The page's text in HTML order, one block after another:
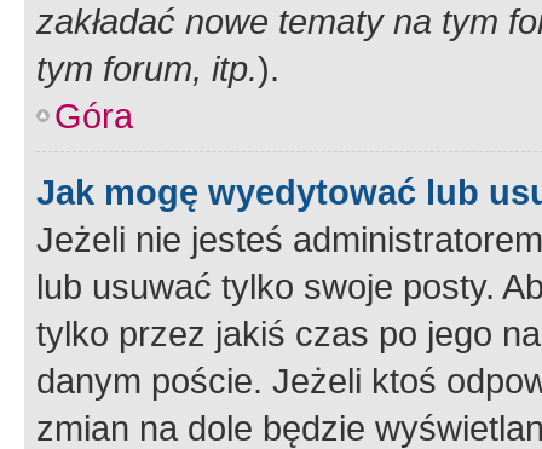
zakładać nowe tematy na tym
tym forum, itp.).
Góra
Jak mogę wyedytować lub
Jeżeli nie jesteś
lub usuwać tylko swoje posty.
tylko przez jakiś czas po jego
danym poście. Jeżeli ktoś
zmian na dole będzie